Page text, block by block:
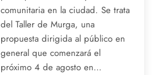
comunitaria en la ciudad. Se trata
del Taller de Murga, una
propuesta dirigida al público en
general que comenzará el
próximo 4 de agosto en…